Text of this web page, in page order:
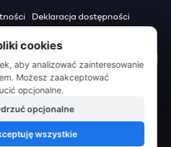
Deklaracja dostępności
cookies
aby analizować zainteresowanie
Możesz zaakceptować
opcjonalne.
opcjonalne
wszystkie